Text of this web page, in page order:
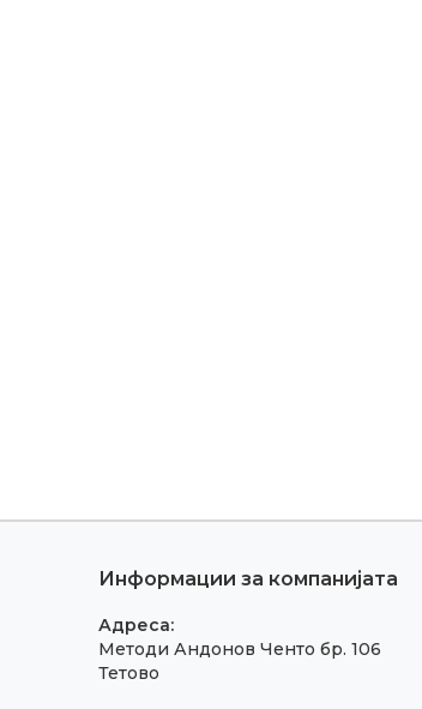
Информации за компанијата
Адреса:
Методи Андонов Ченто бр. 106
Тетово